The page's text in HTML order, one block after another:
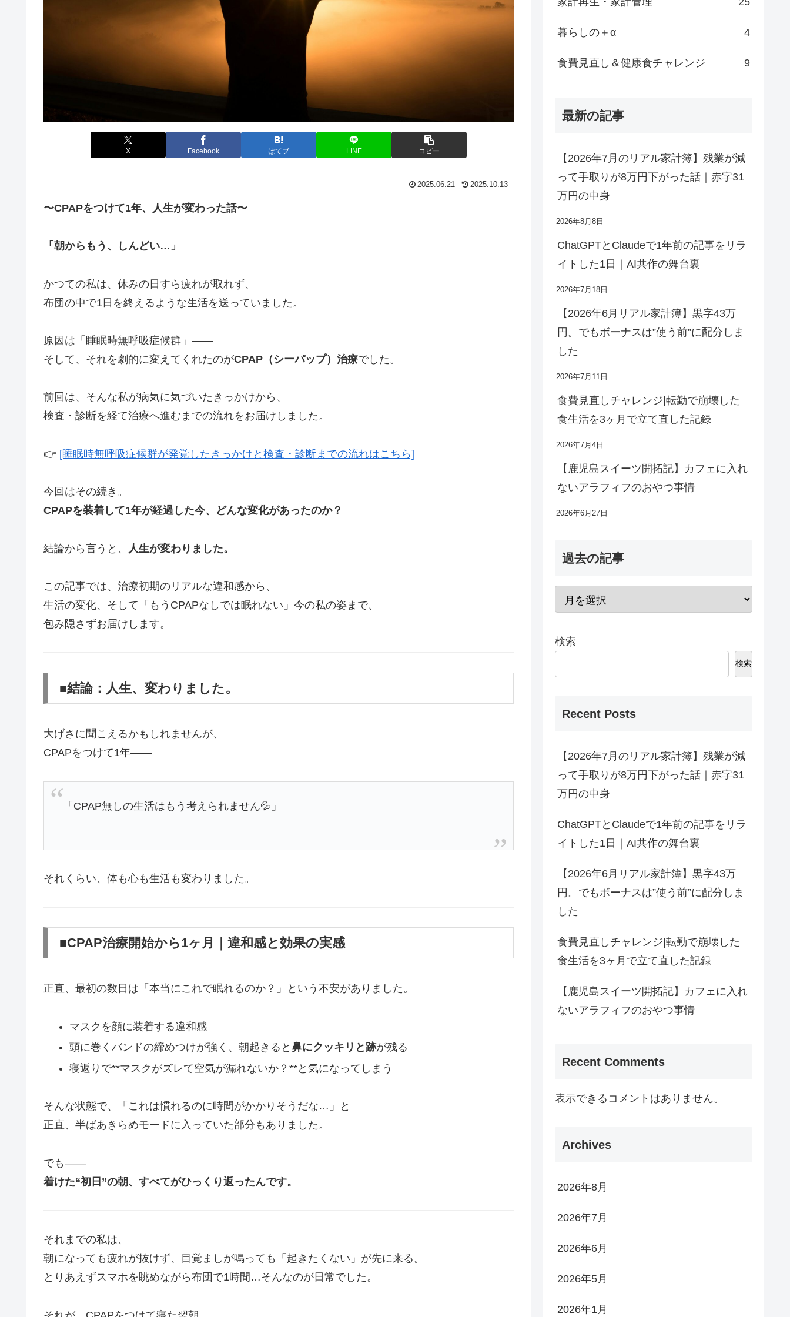
X Facebook はてブ LINE コピー
2025.06.21 2025.10.13
〜CPAPをつけて1年、人生が変わった話〜
「朝からもう、しんどい…」
かつての私は、休みの日すら疲れが取れず、
布団の中で1日を終えるような生活を送っていました。
原因は「睡眠時無呼吸症候群」――
そして、それを劇的に変えてくれたのがCPAP（シーパップ）治療でした。
前回は、そんな私が病気に気づいたきっかけから、
検査・診断を経て治療へ進むまでの流れをお届けしました。
👉 [睡眠時無呼吸症候群が発覚したきっかけと検査・診断までの流れはこちら]
今回はその続き。
CPAPを装着して1年が経過した今、どんな変化があったのか？
結論から言うと、 人生が変わりました。
この記事では、治療初期のリアルな違和感から、
生活の変化、そして「もうCPAPなしでは眠れない」今の私の姿まで、
包み隠さずお届けします。
■結論：人生、変わりました。
大げさに聞こえるかもしれませんが、
CPAPをつけて1年――
「CPAP無しの生活はもう考えられません💦」
それくらい、体も心も生活も変わりました。
■CPAP治療開始から1ヶ月｜違和感と効果の実感
正直、最初の数日は「本当にこれで眠れるのか？」という不安がありました。
マスクを顔に装着する違和感
頭に巻くバンドの締めつけが強く、朝起きると 鼻にクッキリと跡が残る
寝返りで**マスクがズレて空気が漏れないか？**と気になってしまう
そんな状態で、「これは慣れるのに時間がかかりそうだな…」と
正直、半ばあきらめモードに入っていた部分もありました。
でも――
着けた“初日”の朝、すべてがひっくり返ったんです。
それまでの私は、
朝になっても疲れが抜けず、目覚ましが鳴っても「起きたくない」が先に来る。
とりあえずスマホを眺めながら布団で1時間…そんなのが日常でした。
暮らしの＋α 4
食費見直し＆健康食チャレンジ 9
最新の記事
【2026年7月のリアル家計簿】残業が減
って手取りが8万円下がった話｜赤字31
万円の中身
2026年8月8日
ChatGPTとClaudeで1年前の記事をリラ
イトした1日｜AI共作の舞台裏
2026年7月18日
【2026年6月リアル家計簿】黒字43万
円。でもボーナスは”使う前”に配分しま
した
2026年7月11日
食費見直しチャレンジ|転勤で崩壊した
食生活を3ヶ月で立て直した記録
2026年7月4日
【鹿児島スイーツ開拓記】カフェに入れ
ないアラフィフのおやつ事情
2026年6月27日
過去の記事
検索
検索
Recent Posts
【2026年7月のリアル家計簿】残業が減
って手取りが8万円下がった話｜赤字31
万円の中身
ChatGPTとClaudeで1年前の記事をリラ
イトした1日｜AI共作の舞台裏
【2026年6月リアル家計簿】黒字43万
円。でもボーナスは”使う前”に配分しま
した
食費見直しチャレンジ|転勤で崩壊した
食生活を3ヶ月で立て直した記録
【鹿児島スイーツ開拓記】カフェに入れ
ないアラフィフのおやつ事情
Recent Comments
表示できるコメントはありません。
Archives
2026年8月
2026年7月
2026年6月
2026年5月
2026年1月